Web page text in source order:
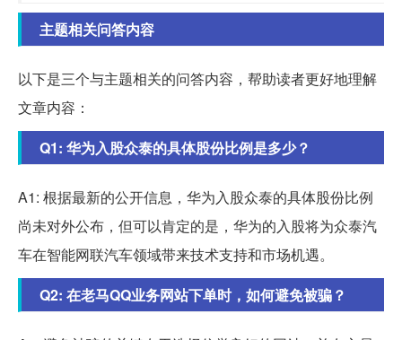
主题相关问答内容
以下是三个与主题相关的问答内容，帮助读者更好地理解
文章内容：
Q1: 华为入股众泰的具体股份比例是多少？
A1: 根据最新的公开信息，华为入股众泰的具体股份比例
尚未对外公布，但可以肯定的是，华为的入股将为众泰汽
车在智能网联汽车领域带来技术支持和市场机遇。
Q2: 在老马QQ业务网站下单时，如何避免被骗？